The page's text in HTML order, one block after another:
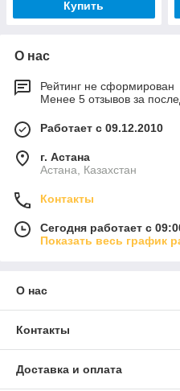
Купить
О нас
Рейтинг не сформирован
Менее 5 отзывов за
Работает с 09.12.2010
г. Астана
Астана, Казахстан
Контакты
Сегодня работает с
Показать весь график
О нас
Контакты
Доставка и оплата